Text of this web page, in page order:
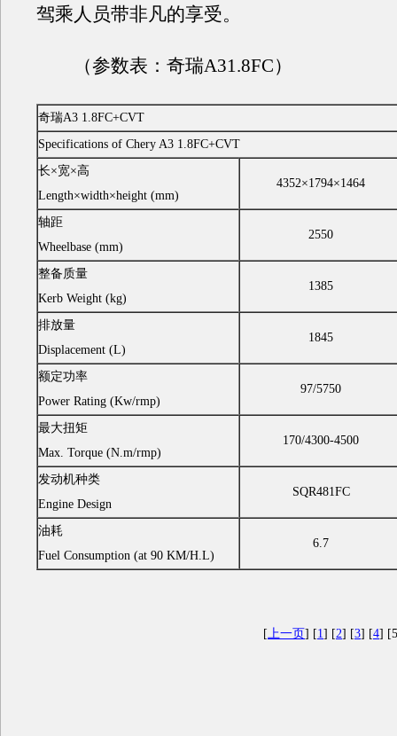
驾乘人员带非凡的享受。
（参数表：奇瑞A31.8FC）
奇瑞A3 1.8FC+CVT
Specifications of Chery A3 1.8FC+CVT
长×宽×高
Length×width×height (mm)
4352×1794×1464
轴距
Wheelbase (mm)
2550
整备质量
Kerb Weight (kg)
1385
排放量
Displacement (L)
1845
额定功率
Power Rating (Kw/rmp)
97/5750
最大扭矩
Max. Torque (N.m/rmp)
170/4300-4500
发动机种类
Engine Design
SQR481FC
油耗
Fuel Consumption (at 90 KM/H.L)
6.7
[上一页] [1] [2] [3] [4]